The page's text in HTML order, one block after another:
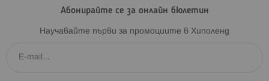
Абонирайте се за онлайн бюлетин
Научавайте първи за промоциите в Хиполенд